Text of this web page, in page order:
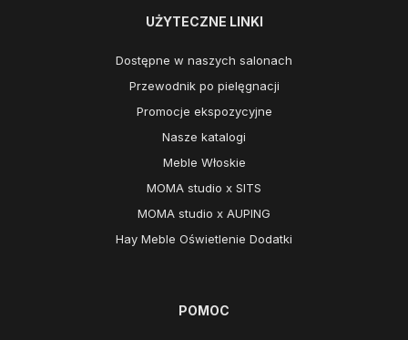
UŻYTECZNE LINKI
Dostępne w naszych salonach
Przewodnik po pielęgnacji
Promocje ekspozycyjne
Nasze katalogi
Meble Włoskie
MOMA studio x SITS
MOMA studio x AUPING
Hay Meble Oświetlenie Dodatki
POMOC